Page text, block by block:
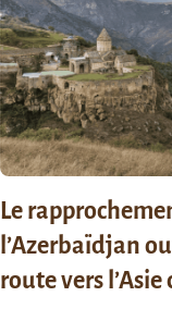
Le
l’Azerbaïdjan
route vers l’Asie